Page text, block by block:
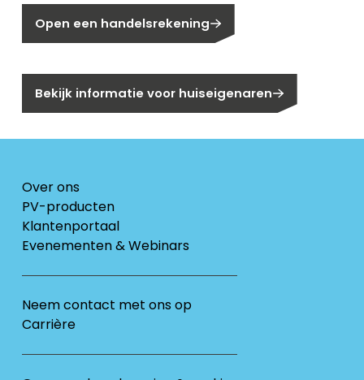
Open een handelsrekening
Bekijk informatie voor huiseigenaren
Over ons
PV-producten
Klantenportaal
Evenementen & Webinars
Neem contact met ons op
Carrière